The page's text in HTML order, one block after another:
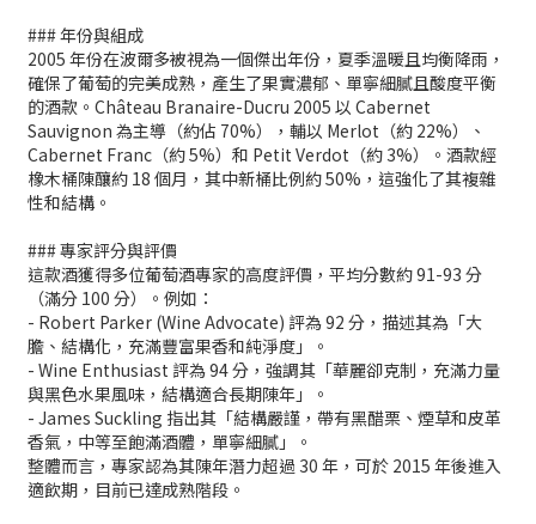
### 年份與組成
2005 年份在波爾多被視為一個傑出年份，夏季溫暖且均衡降雨，
確保了葡萄的完美成熟，產生了果實濃郁、單寧細膩且酸度平衡
的酒款。Château Branaire-Ducru 2005 以 Cabernet
Sauvignon 為主導（約佔 70%），輔以 Merlot（約 22%）、
Cabernet Franc（約 5%）和 Petit Verdot（約 3%）。酒款經
橡木桶陳釀約 18 個月，其中新桶比例約 50%，這強化了其複雜
性和結構。
### 專家評分與評價
這款酒獲得多位葡萄酒專家的高度評價，平均分數約 91-93 分
（滿分 100 分）。例如：
- Robert Parker (Wine Advocate) 評為 92 分，描述其為「大
膽、結構化，充滿豐富果香和純淨度」。
- Wine Enthusiast 評為 94 分，強調其「華麗卻克制，充滿力量
與黑色水果風味，結構適合長期陳年」。
- James Suckling 指出其「結構嚴謹，帶有黑醋栗、煙草和皮革
香氣，中等至飽滿酒體，單寧細膩」。
整體而言，專家認為其陳年潛力超過 30 年，可於 2015 年後進入
適飲期，目前已達成熟階段。